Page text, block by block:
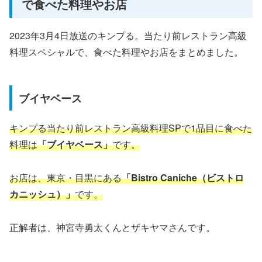
で食べた料理やお店
2023年3月4日放送のキンプる。当たり前レストラン高級
料理スペシャルで、食べた料理やお店をまとめました。
ブイヤベース
キンプる当たり前レストラン高級料理SPで1品目に食べた
料理は「ブイヤベース」です。
お店は、東京・目黒にある「Bistro Caniche（ビストロ
カニッシュ）」です。
正解者は、神宮寺勇太くんとザキヤマさんです。